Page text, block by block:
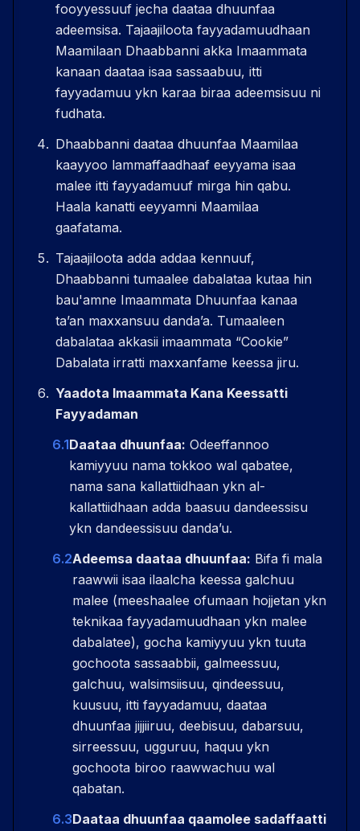
fooyyessuuf jecha daataa dhuunfaa
adeemsisa. Tajaajiloota fayyadamuudhaan
Maamilaan Dhaabbanni akka Imaammata
kanaan daataa isaa sassaabuu, itti
fayyadamuu ykn karaa biraa adeemsisuu ni
fudhata.
Dhaabbanni daataa dhuunfaa Maamilaa
kaayyoo lammaffaadhaaf eeyyama isaa
malee itti fayyadamuuf mirga hin qabu.
Haala kanatti eeyyamni Maamilaa
gaafatama.
Tajaajiloota adda addaa kennuuf,
Dhaabbanni tumaalee dabalataa kutaa hin
bau'amne Imaammata Dhuunfaa kanaa
taʼan maxxansuu dandaʼa. Tumaaleen
dabalataa akkasii imaammata “Cookie”
Dabalata irratti maxxanfame keessa jiru.
Yaadota Imaammata Kana Keessatti
Fayyadaman
6.1Daataa dhuunfaa: Odeeffannoo
kamiyyuu nama tokkoo wal qabatee,
nama sana kallattiidhaan ykn al-
kallattiidhaan adda baasuu dandeessisu
ykn dandeessisuu dandaʼu.
6.2Adeemsa daataa dhuunfaa: Bifa fi mala
raawwii isaa ilaalcha keessa galchuu
malee (meeshaalee ofumaan hojjetan ykn
teknikaa fayyadamuudhaan ykn malee
dabalatee), gocha kamiyyuu ykn tuuta
gochoota sassaabbii, galmeessuu,
galchuu, walsimsiisuu, qindeessuu,
kuusuu, itti fayyadamuu, daataa
dhuunfaa jijjiiruu, deebisuu, dabarsuu,
sirreessuu, ugguruu, haquu ykn
gochoota biroo raawwachuu wal
qabatan.
6.3Daataa dhuunfaa qaamolee sadaffaatti